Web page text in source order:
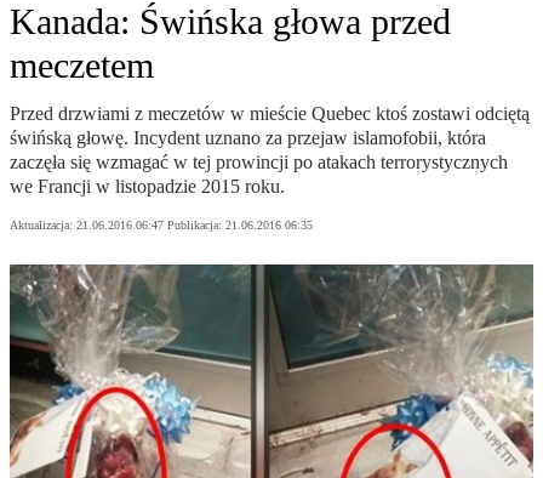
Kanada: Świńska głowa przed
meczetem
Przed drzwiami z meczetów w mieście Quebec ktoś zostawi odciętą
świńską głowę. Incydent uznano za przejaw islamofobii, która
zaczęła się wzmagać w tej prowincji po atakach terrorystycznych
we Francji w listopadzie 2015 roku.
Aktualizacja: 21.06.2016 06:47 Publikacja: 21.06.2016 06:35